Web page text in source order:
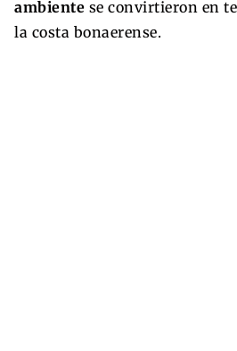
ambiente se convirtieron en
la costa bonaerense.